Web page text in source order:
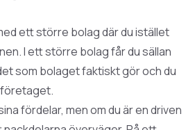
ett större bolag där du istället
I ett större bolag får du sällan
som bolaget faktiskt gör och du
företaget.
fördelar, men om du är en driven